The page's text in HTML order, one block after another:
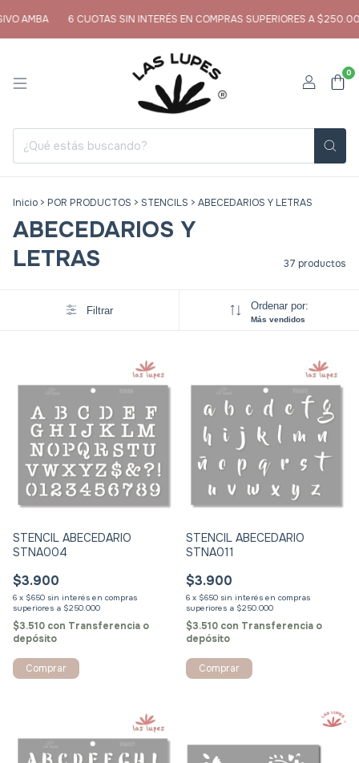
6 CUOTAS SIN INTERÉS EN COMPRAS SUPERIORES A $250.000
0
Inicio > POR PRODUCTOS > STENCILS > ABECEDARIOS Y LETRAS
ABECEDARIOS Y
LETRAS
37 productos
Filtrar Ordenar por:
Más vendidos
STENCIL ABECEDARIO
STNA004
$3.900
6 x $650 sin interés
$3.510 con Transferencia o
depósito
Comprar
STENCIL ABECEDARIO
STNA011
$3.900
6 x $650 sin interés
$3.510 con Transferencia o
depósito
Comprar